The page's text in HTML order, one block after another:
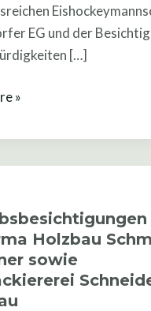
EG und der
[…]
»
Holzbau
sowie